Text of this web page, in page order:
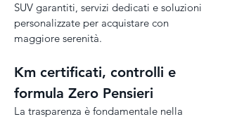
SUV garantiti, servizi dedicati e soluzioni
personalizzate per acquistare con
maggiore serenità.
Km certificati, controlli e
formula Zero Pensieri
La trasparenza è fondamentale nella